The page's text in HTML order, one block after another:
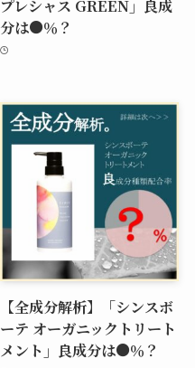
プレシャス GREEN」良成
分は●％？
【全成分解析】「シンスボ
ーテ オーガニックトリート
メント」良成分は●％？